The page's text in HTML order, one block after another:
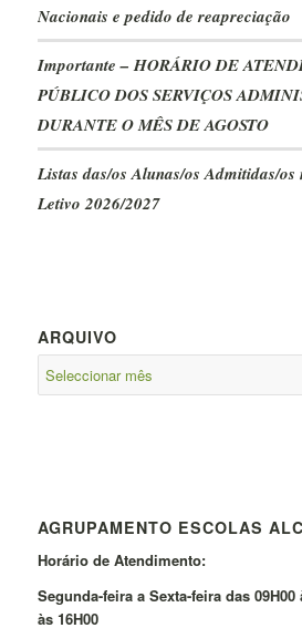
Nacionais e pedido de reapreciação
Importante – HORÁRIO DE
PÚBLICO DOS SERVIÇOS
DURANTE O MÊS DE AGOSTO
Listas das/os Alunas/os Admitidas/
Letivo 2026/2027
ARQUIVO
AGRUPAMENTO ESCOLAS
Horário de Atendimento:
Segunda-feira a Sexta-feira das 09H00
às 16H00